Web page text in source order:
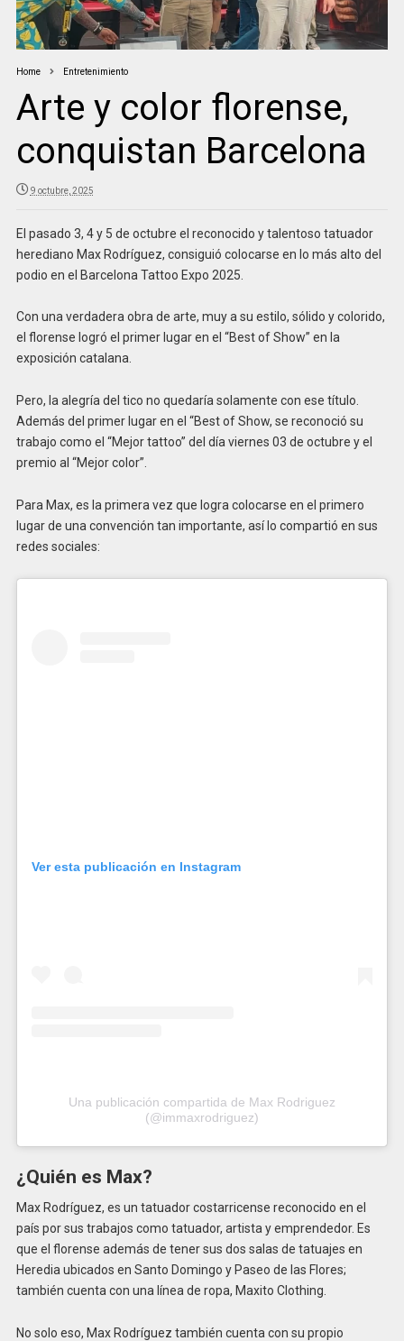
Home Entretenimiento
Arte y color florense,
conquistan Barcelona
9 octubre, 2025
El pasado 3, 4 y 5 de octubre el reconocido y talentoso tatuador
herediano Max Rodríguez, consiguió colocarse en lo más alto del
podio en el Barcelona Tattoo Expo 2025.
Con una verdadera obra de arte, muy a su estilo, sólido y colorido,
el florense logró el primer lugar en el “Best of Show” en la
exposición catalana.
Pero, la alegría del tico no quedaría solamente con ese título.
Además del primer lugar en el “Best of Show, se reconoció su
trabajo como el “Mejor tattoo” del día viernes 03 de octubre y el
premio al “Mejor color”.
Para Max, es la primera vez que logra colocarse en el primero
lugar de una convención tan importante, así lo compartió en sus
redes sociales:
Ver esta publicación en Instagram
Una publicación compartida de Max Rodriguez
(@immaxrodriguez)
¿Quién es Max?
Max Rodríguez, es un tatuador costarricense reconocido en el
país por sus trabajos como tatuador, artista y emprendedor. Es
que el florense además de tener sus dos salas de tatuajes en
Heredia ubicados en Santo Domingo y Paseo de las Flores;
también cuenta con una línea de ropa, Maxito Clothing.
No solo eso, Max Rodríguez también cuenta con su propio